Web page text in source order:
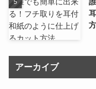
アーカイブ